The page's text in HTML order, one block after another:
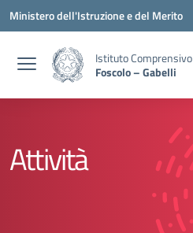
Vai ai contenuti
Vai al menu di navigazione
Vai al footer
Ministero dell'Istruzione e del Merito
Istituto Comprensivo
Foscolo – Gabelli
Attività